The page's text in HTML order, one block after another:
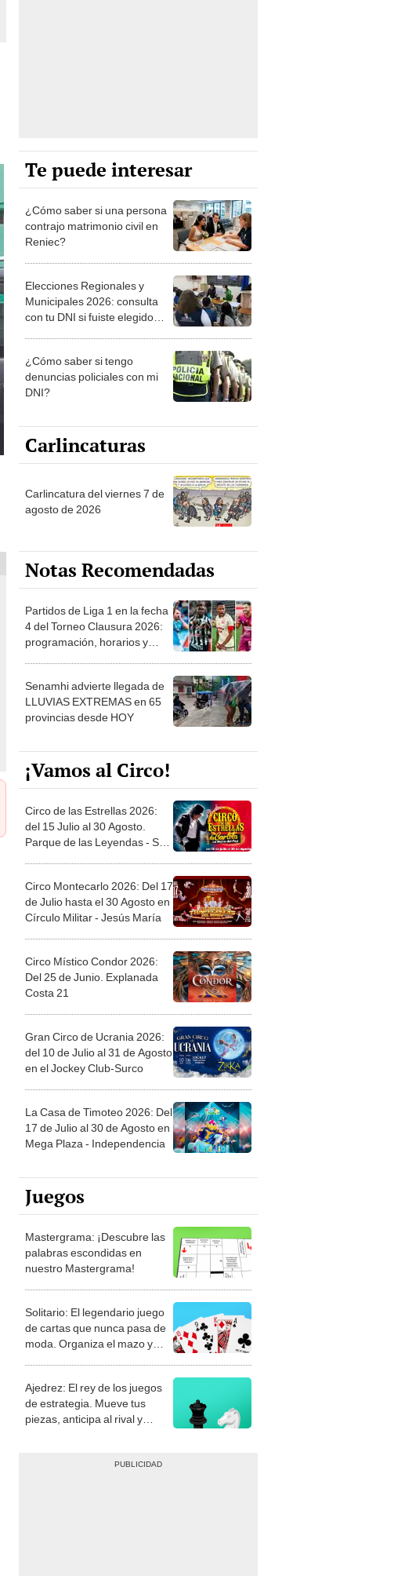
Te puede interesar
¿Cómo saber si una persona
contrajo matrimonio civil en
Reniec?
Elecciones Regionales y
Municipales 2026: consulta
con tu DNI si fuiste elegido
la ONPE
¿Cómo saber si tengo
denuncias policiales con mi
DNI?
Carlincaturas
Carlincatura del viernes 7 de
agosto de 2026
Notas Recomendadas
Partidos de Liga 1 en la fecha
4 del Torneo Clausura 2026:
programación, horarios y
Senamhi advierte llegada de
LLUVIAS EXTREMAS en 65
provincias desde HOY
¡Vamos al Circo!
Circo de las Estrellas 2026:
del 15 Julio al 30 Agosto.
Parque de las Leyendas - San
Circo Montecarlo 2026: Del 17
de Julio hasta el 30 Agosto en
Círculo Militar - Jesús María
Circo Místico Condor 2026:
Del 25 de Junio. Explanada
Costa 21
Gran Circo de Ucrania 2026:
del 10 de Julio al 31 de Agosto
en el Jockey Club-Surco
La Casa de Timoteo 2026: Del
17 de Julio al 30 de Agosto en
Mega Plaza - Independencia
Juegos
Mastergrama: ¡Descubre las
palabras escondidas en
nuestro Mastergrama!
Solitario: El legendario juego
de cartas que nunca pasa de
moda. Organiza el mazo y
Ajedrez: El rey de los juegos
de estrategia. Mueve tus
piezas, anticipa al rival y